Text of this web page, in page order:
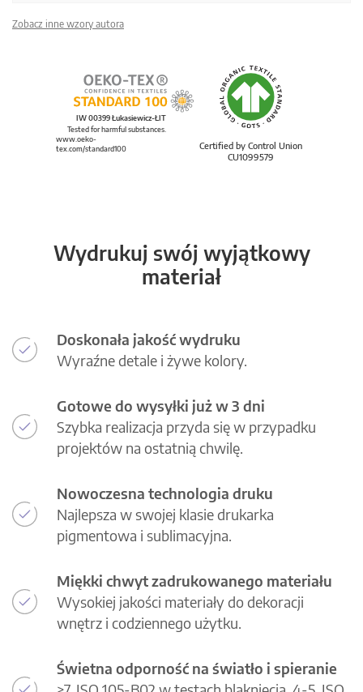
Zobacz inne wzory autora
Certified by Control Union
CU1099579
IW 00399 Łukasiewicz-ŁIT
Tested for harmful substances.
www.oeko-
tex.com/standard100
Wydrukuj swój wyjątkowy
materiał
Doskonała jakość wydruku
Wyraźne detale i żywe kolory.
Gotowe do wysyłki już w 3 dni
Szybka realizacja przyda się w przypadku
projektów na ostatnią chwilę.
Nowoczesna technologia druku
Najlepsza w swojej klasie drukarka
pigmentowa i sublimacyjna.
Miękki chwyt zadrukowanego materiału
Wysokiej jakości materiały do dekoracji
wnętrz i codziennego użytku.
Świetna odporność na światło i spieranie